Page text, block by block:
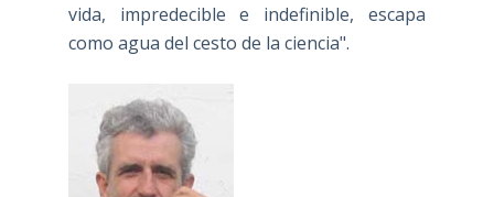
vida, impredecible e indefinible, escapa
como agua del cesto de la ciencia".